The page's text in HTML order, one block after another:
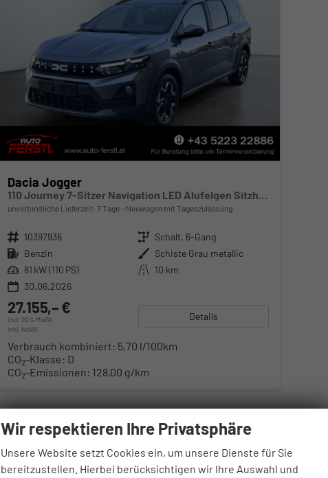
Dacia Jogger
110 Journey 7-Sitzer Navigation LED Alufelgen Sitzheizung Einparkhilfe Kamera 360° Keyless
unverbindliche Lieferzeit: 7 Tage Neuwagen mit Tageszulassung
Fahrzeugnr. 10397936 Getriebe Schalt. 6-Gang
Kraftstoff Benzin Außenfarbe Schiste Grau metallic
Leistung 81 kW (110 PS) Kilometerstand 10 km
30.06.2026
27.155,– €
incl. 20% MwSt.
inkl. NoVA
Details
Verbrauch kombiniert: 5,70 l/100km
CO2-Klasse: D
CO2-Emissionen: 128,00 g/km
Wir respektieren Ihre Privatsphäre
Unsere Website setzt Cookies ein, um unsere Dienste für Sie
bereitzustellen. Hierbei berücksichtigen wir Ihre Auswahl und